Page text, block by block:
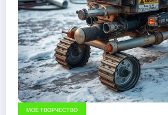
МОЁ ТВОРЧЕСТВО